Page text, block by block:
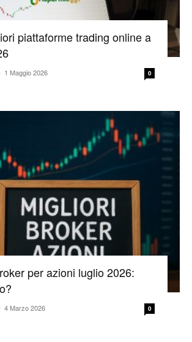
piattaforme trading online a
- 1 Maggio 2026 0
per azioni luglio 2026:
- 4 Marzo 2026 0